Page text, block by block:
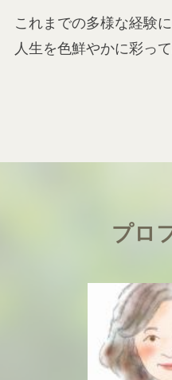
これまでの多様な経験
人生を色鮮やかに彩っ
プロ